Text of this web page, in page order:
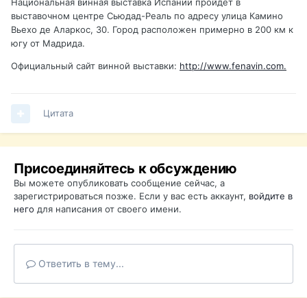
Национальная винная выставка Испании пройдет в
выставочном центре Сьюдад-Реаль по адресу улица Камино
Вьехо де Аларкос, 30. Город расположен примерно в 200 км к
югу от Мадрида.
Официальный сайт винной выставки: http://www.fenavin.com.
Цитата
Присоединяйтесь к обсуждению
Вы можете опубликовать сообщение сейчас, а
зарегистрироваться позже. Если у вас есть аккаунт, войдите в
него для написания от своего имени.
Ответить в тему...